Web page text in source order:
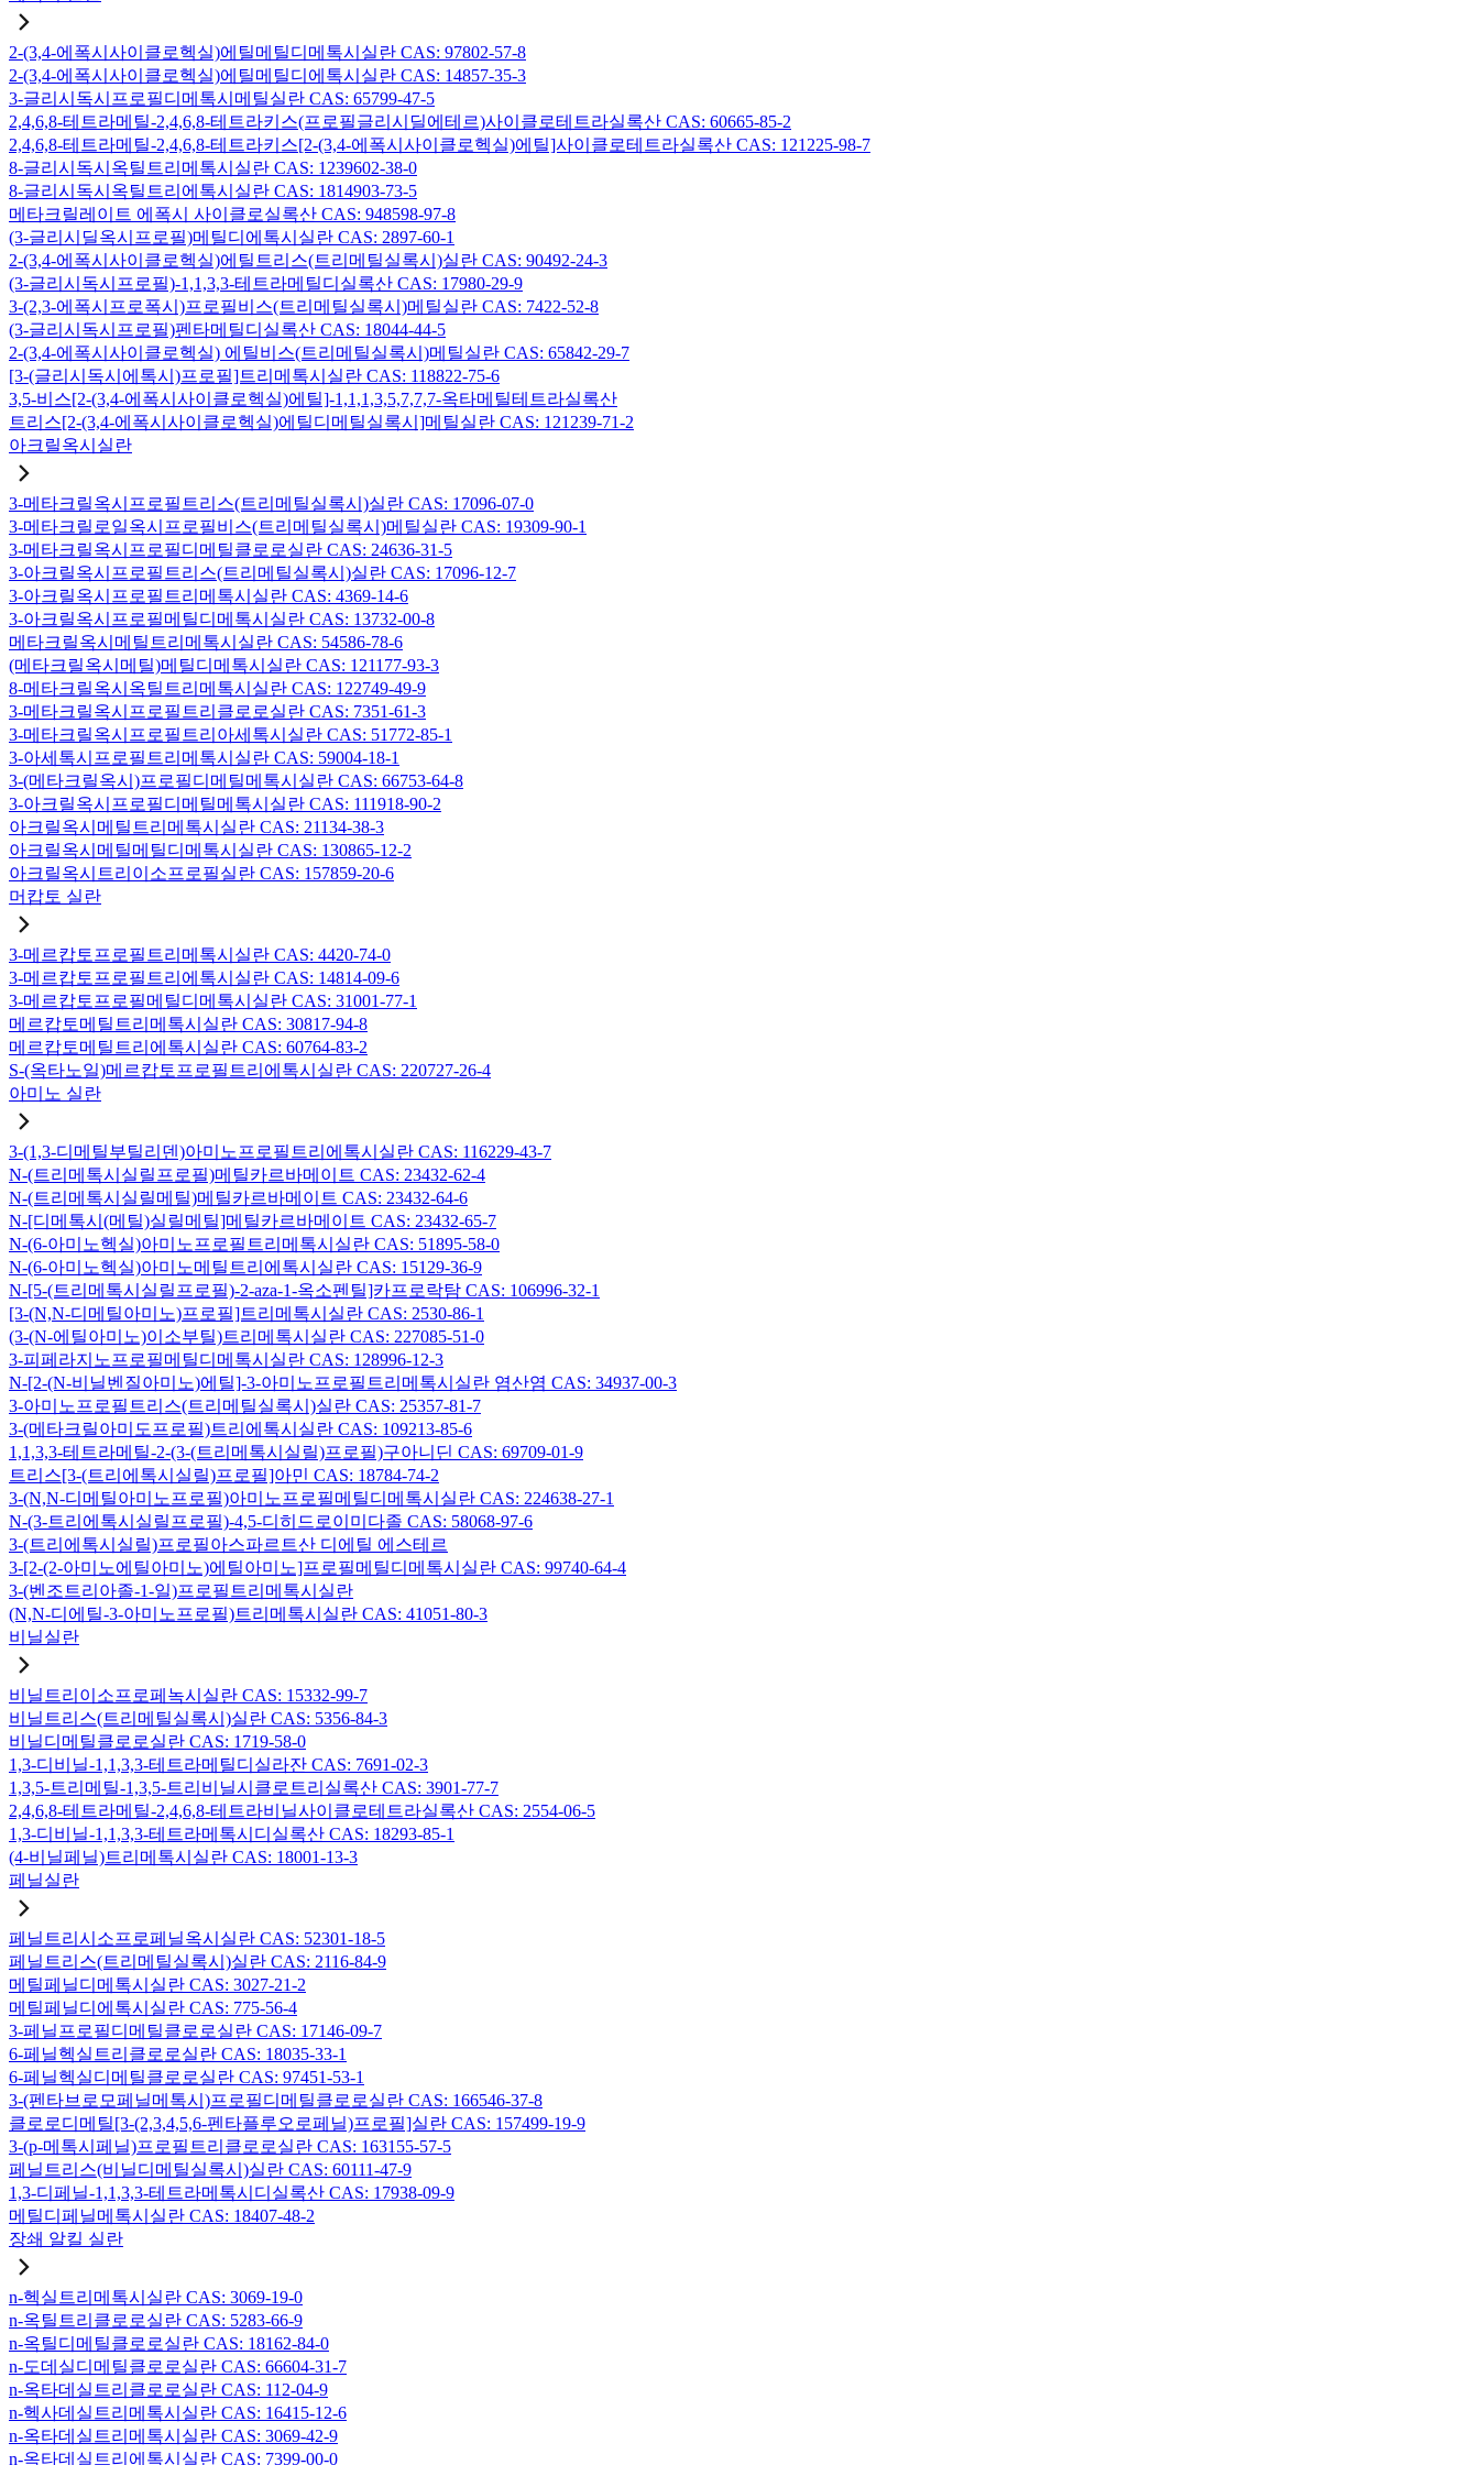
2-(3,4-에폭시사이클로헥실)에틸메틸디메톡시실란 CAS: 97802-57-8
2-(3,4-에폭시사이클로헥실)에틸메틸디에톡시실란 CAS: 14857-35-3
3-글리시독시프로필디메톡시메틸실란 CAS: 65799-47-5
2,4,6,8-테트라메틸-2,4,6,8-테트라키스(프로필글리시딜에테르)사이클로테트라실록산 CAS: 60665-85-2
2,4,6,8-테트라메틸-2,4,6,8-테트라키스[2-(3,4-에폭시사이클로헥실)에틸]사이클로테트라실록산 CAS: 121225-98-7
8-글리시독시옥틸트리메톡시실란 CAS: 1239602-38-0
8-글리시독시옥틸트리에톡시실란 CAS: 1814903-73-5
메타크릴레이트 에폭시 사이클로실록산 CAS: 948598-97-8
(3-글리시딜옥시프로필)메틸디에톡시실란 CAS: 2897-60-1
2-(3,4-에폭시사이클로헥실)에틸트리스(트리메틸실록시)실란 CAS: 90492-24-3
(3-글리시독시프로필)-1,1,3,3-테트라메틸디실록산 CAS: 17980-29-9
3-(2,3-에폭시프로폭시)프로필비스(트리메틸실록시)메틸실란 CAS: 7422-52-8
(3-글리시독시프로필)펜타메틸디실록산 CAS: 18044-44-5
2-(3,4-에폭시사이클로헥실) 에틸비스(트리메틸실록시)메틸실란 CAS: 65842-29-7
[3-(글리시독시에톡시)프로필]트리메톡시실란 CAS: 118822-75-6
3,5-비스[2-(3,4-에폭시사이클로헥실)에틸]-1,1,1,3,5,7,7,7-옥타메틸테트라실록산
트리스[2-(3,4-에폭시사이클로헥실)에틸디메틸실록시]메틸실란 CAS: 121239-71-2
아크릴옥시실란
3-메타크릴옥시프로필트리스(트리메틸실록시)실란 CAS: 17096-07-0
3-메타크릴로일옥시프로필비스(트리메틸실록시)메틸실란 CAS: 19309-90-1
3-메타크릴옥시프로필디메틸클로로실란 CAS: 24636-31-5
3-아크릴옥시프로필트리스(트리메틸실록시)실란 CAS: 17096-12-7
3-아크릴옥시프로필트리메톡시실란 CAS: 4369-14-6
3-아크릴옥시프로필메틸디메톡시실란 CAS: 13732-00-8
메타크릴옥시메틸트리메톡시실란 CAS: 54586-78-6
(메타크릴옥시메틸)메틸디메톡시실란 CAS: 121177-93-3
8-메타크릴옥시옥틸트리메톡시실란 CAS: 122749-49-9
3-메타크릴옥시프로필트리클로로실란 CAS: 7351-61-3
3-메타크릴옥시프로필트리아세톡시실란 CAS: 51772-85-1
3-아세톡시프로필트리메톡시실란 CAS: 59004-18-1
3-(메타크릴옥시)프로필디메틸메톡시실란 CAS: 66753-64-8
3-아크릴옥시프로필디메틸메톡시실란 CAS: 111918-90-2
아크릴옥시메틸트리메톡시실란 CAS: 21134-38-3
아크릴옥시메틸메틸디메톡시실란 CAS: 130865-12-2
아크릴옥시트리이소프로필실란 CAS: 157859-20-6
머캅토 실란
3-메르캅토프로필트리메톡시실란 CAS: 4420-74-0
3-메르캅토프로필트리에톡시실란 CAS: 14814-09-6
3-메르캅토프로필메틸디메톡시실란 CAS: 31001-77-1
메르캅토메틸트리메톡시실란 CAS: 30817-94-8
메르캅토메틸트리에톡시실란 CAS: 60764-83-2
S-(옥타노일)메르캅토프로필트리에톡시실란 CAS: 220727-26-4
아미노 실란
3-(1,3-디메틸부틸리덴)아미노프로필트리에톡시실란 CAS: 116229-43-7
N-(트리메톡시실릴프로필)메틸카르바메이트 CAS: 23432-62-4
N-(트리메톡시실릴메틸)메틸카르바메이트 CAS: 23432-64-6
N-[디메톡시(메틸)실릴메틸]메틸카르바메이트 CAS: 23432-65-7
N-(6-아미노헥실)아미노프로필트리메톡시실란 CAS: 51895-58-0
N-(6-아미노헥실)아미노메틸트리에톡시실란 CAS: 15129-36-9
N-[5-(트리메톡시실릴프로필)-2-aza-1-옥소펜틸]카프로락탐 CAS: 106996-32-1
[3-(N,N-디메틸아미노)프로필]트리메톡시실란 CAS: 2530-86-1
(3-(N-에틸아미노)이소부틸)트리메톡시실란 CAS: 227085-51-0
3-피페라지노프로필메틸디메톡시실란 CAS: 128996-12-3
N-[2-(N-비닐벤질아미노)에틸]-3-아미노프로필트리메톡시실란 염산염 CAS: 34937-00-3
3-아미노프로필트리스(트리메틸실록시)실란 CAS: 25357-81-7
3-(메타크릴아미도프로필)트리에톡시실란 CAS: 109213-85-6
1,1,3,3-테트라메틸-2-(3-(트리메톡시실릴)프로필)구아니딘 CAS: 69709-01-9
트리스[3-(트리에톡시실릴)프로필]아민 CAS: 18784-74-2
3-(N,N-디메틸아미노프로필)아미노프로필메틸디메톡시실란 CAS: 224638-27-1
N-(3-트리에톡시실릴프로필)-4,5-디히드로이미다졸 CAS: 58068-97-6
3-(트리에톡시실릴)프로필아스파르트산 디에틸 에스테르
3-[2-(2-아미노에틸아미노)에틸아미노]프로필메틸디메톡시실란 CAS: 99740-64-4
3-(벤조트리아졸-1-일)프로필트리메톡시실란
(N,N-디에틸-3-아미노프로필)트리메톡시실란 CAS: 41051-80-3
비닐실란
비닐트리이소프로페녹시실란 CAS: 15332-99-7
비닐트리스(트리메틸실록시)실란 CAS: 5356-84-3
비닐디메틸클로로실란 CAS: 1719-58-0
1,3-디비닐-1,1,3,3-테트라메틸디실라잔 CAS: 7691-02-3
1,3,5-트리메틸-1,3,5-트리비닐시클로트리실록산 CAS: 3901-77-7
2,4,6,8-테트라메틸-2,4,6,8-테트라비닐사이클로테트라실록산 CAS: 2554-06-5
1,3-디비닐-1,1,3,3-테트라메톡시디실록산 CAS: 18293-85-1
(4-비닐페닐)트리메톡시실란 CAS: 18001-13-3
페닐실란
페닐트리시소프로페닐옥시실란 CAS: 52301-18-5
페닐트리스(트리메틸실록시)실란 CAS: 2116-84-9
메틸페닐디메톡시실란 CAS: 3027-21-2
메틸페닐디에톡시실란 CAS: 775-56-4
3-페닐프로필디메틸클로로실란 CAS: 17146-09-7
6-페닐헥실트리클로로실란 CAS: 18035-33-1
6-페닐헥실디메틸클로로실란 CAS: 97451-53-1
3-(펜타브로모페닐메톡시)프로필디메틸클로로실란 CAS: 166546-37-8
클로로디메틸[3-(2,3,4,5,6-펜타플루오로페닐)프로필]실란 CAS: 157499-19-9
3-(p-메톡시페닐)프로필트리클로로실란 CAS: 163155-57-5
페닐트리스(비닐디메틸실록시)실란 CAS: 60111-47-9
1,3-디페닐-1,1,3,3-테트라메톡시디실록산 CAS: 17938-09-9
메틸디페닐메톡시실란 CAS: 18407-48-2
장쇄 알킬 실란
n-헥실트리메톡시실란 CAS: 3069-19-0
n-옥틸트리클로로실란 CAS: 5283-66-9
n-옥틸디메틸클로로실란 CAS: 18162-84-0
n-도데실디메틸클로로실란 CAS: 66604-31-7
n-옥타데실트리클로로실란 CAS: 112-04-9
n-헥사데실트리메톡시실란 CAS: 16415-12-6
n-옥타데실트리메톡시실란 CAS: 3069-42-9
n-옥타데실트리에톡시실란 CAS: 7399-00-0